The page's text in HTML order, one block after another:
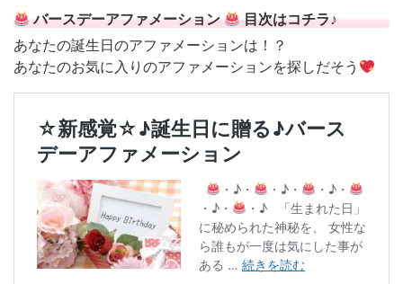
バースデーアファメーション
目次はコチラ♪
あなたの誕生日のアファメーションは！？
あなたのお気に入りのアファメーションを探しだそう